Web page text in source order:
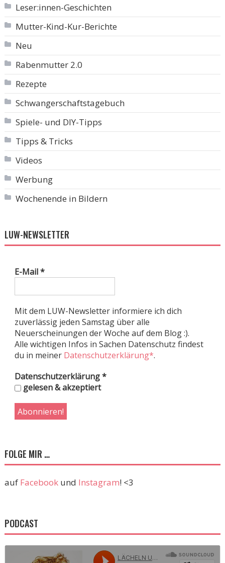
Leser:innen-Geschichten
Mutter-Kind-Kur-Berichte
Neu
Rabenmutter 2.0
Rezepte
Schwangerschaftstagebuch
Spiele- und DIY-Tipps
Tipps & Tricks
Videos
Werbung
Wochenende in Bildern
LUW-NEWSLETTER
E-Mail*
Mit dem LUW-Newsletter informiere ich dich
zuverlässig jeden Samstag über alle
Neuerscheinungen der Woche auf dem Blog :).
Alle wichtigen Infos in Sachen Datenschutz findest
du in meiner Datenschutzerklärung*.
Datenschutzerklärung*
gelesen & akzeptiert
FOLGE MIR …
auf Facebookund Instagram! <3
PODCAST